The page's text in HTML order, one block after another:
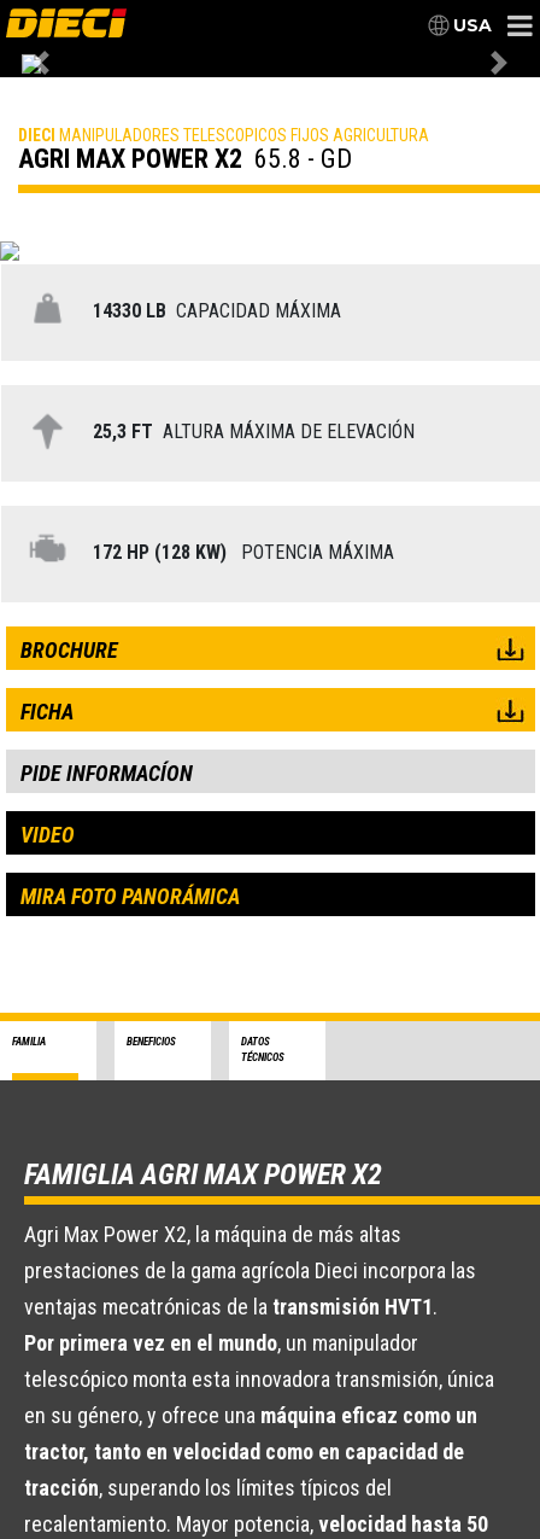
USA
Previous
DIECI MANIPULADORES TELESCOPICOS FIJOS AGRICULTURA
AGRI MAX POWER X2 65.8 - GD
14330 LB CAPACIDAD MÁXIMA
25,3 FT ALTURA MÁXIMA DE ELEVACIÓN
172 HP (128 KW) POTENCIA MÁXIMA
BROCHURE
FICHA
PIDE INFORMACÍON
VIDEO
MIRA FOTO PANORÁMICA
FAMILIA BENEFICIOS
DATOS
TÉCNICOS
FAMIGLIA AGRI MAX POWER X2
Agri Max Power X2, la máquina de más altas
prestaciones de la gama agrícola Dieci incorpora las
ventajas mecatrónicas de la transmisión HVT1.
Por primera vez en el mundo, un manipulador
telescópico monta esta innovadora transmisión, única
en su género, y ofrece una máquina eficaz como un
tractor, tanto en velocidad como en capacidad de
tracción, superando los límites típicos del
recalentamiento. Mayor potencia,velocidad hasta 50